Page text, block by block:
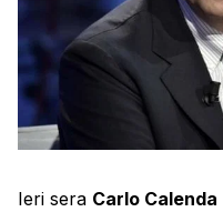
Ieri sera Carlo Calenda